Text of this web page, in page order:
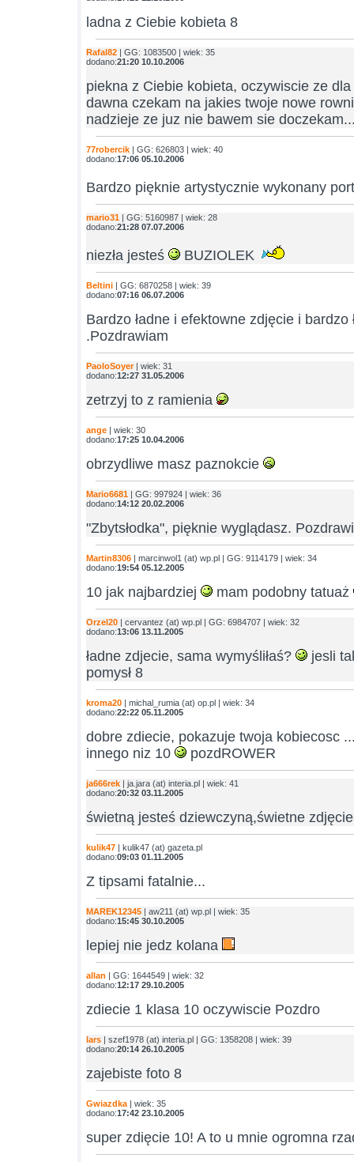
ladna z Ciebie kobieta 8
Rafal82 | GG: 1083500 | wiek: 35
dodano:21:20 10.10.2006
piekna z Ciebie kobieta, oczywiscie ze
dawna czekam na jakies twoje nowe
nadzieje ze juz nie bawem sie
77robercik | GG: 626803 | wiek: 40
dodano:17:06 05.10.2006
Bardzo pięknie artystycznie wykonany
mario31 | GG: 5160987 | wiek: 28
dodano:21:28 07.07.2006
niezła jesteś BUZIOLEK
Beltini | GG: 6870258 | wiek: 39
dodano:07:16 06.07.2006
Bardzo ładne i efektowne zdjęcie i bardzo
.Pozdrawiam
PaoloSoyer| wiek: 31
dodano:12:27 31.05.2006
zetrzyj to z ramienia
ange | wiek: 30
dodano:17:25 10.04.2006
obrzydliwe masz paznokcie
Mario6681 | GG: 997924 | wiek: 36
dodano:14:12 20.02.2006
"Zbytsłodka", pięknie wyglądasz.
Martin8306 | marcinwol1 (at) wp.pl | GG: 9114179 | wiek: 34
dodano:19:54 05.12.2005
10 jak najbardziej mam podobny tatuaż
Orzel20 | cervantez (at) wp.pl | GG: 6984707 | wiek: 32
dodano:13:06 13.11.2005
ładne zdjecie, sama wymyśliłaś?
jesli
pomysł 8
kroma20 | michal_rumia (at) op.pl | wiek: 34
dodano:22:22 05.11.2005
dobre zdiecie, pokazuje twoja kobiecosc
innego niz 10
pozdROWER
ja666rek | ja.jara (at) interia.pl | wiek: 41
dodano:20:32 03.11.2005
świetną jesteś dziewczyną,świetne
kulik47 | kulik47 (at) gazeta.pl
dodano:09:03 01.11.2005
Z tipsami fatalnie...
MAREK12345 | aw211 (at) wp.pl | wiek: 35
dodano:15:45 30.10.2005
lepiej nie jedz kolana
allan | GG: 1644549 | wiek: 32
dodano:12:17 29.10.2005
zdiecie 1 klasa 10 oczywiscie Pozdro
lars | szef1978 (at) interia.pl | GG: 1358208 | wiek: 39
dodano:20:14 26.10.2005
zajebiste foto 8
Gwiazdka | wiek: 35
dodano:17:42 23.10.2005
super zdięcie 10! A to u mnie ogromna